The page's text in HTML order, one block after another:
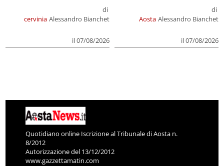
cervinia
di
Alessandro Bianchet
il 07/08/2026
Aosta
di
Alessandro Bianchet
il 07/08/2026
Quotidiano online Iscrizione al Tribunale di Aosta n.
8/2012
Autorizzazione del 13/12/2012
www.gazzettamatin.com